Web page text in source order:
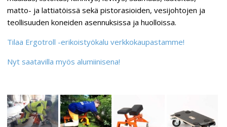
matto- ja lattiatöissä sekä pistorasioiden, vesijohtojen ja
teollisuuden koneiden asennuksissa ja huolloissa.
Tilaa Ergotroll -erikoistyökalu verkkokaupastamme!
Nyt saatavilla myös alumiinisena!